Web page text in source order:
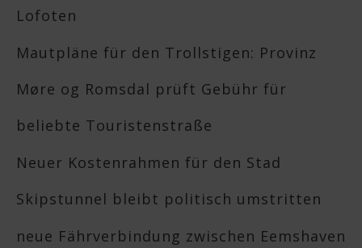
Lofoten
Mautpläne für den Trollstigen: Provinz
Møre og Romsdal prüft Gebühr für
beliebte Touristenstraße
Neuer Kostenrahmen für den Stad
Skipstunnel bleibt politisch umstritten
neue Fährverbindung zwischen Eemshaven